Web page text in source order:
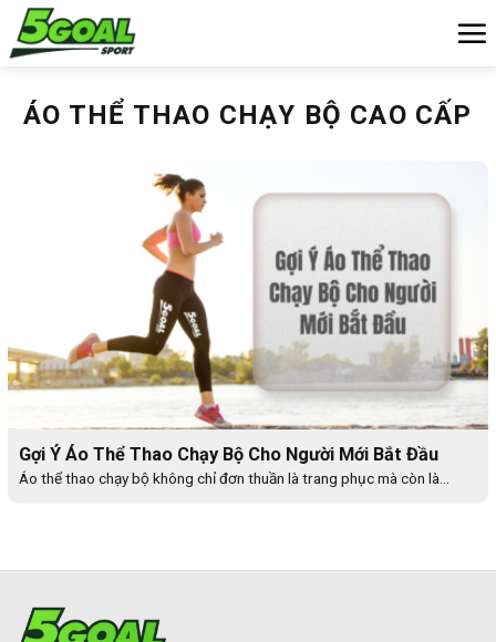
Chuyển
đến
dung
ÁO THỂ THAO CHẠY BỘ CAO CẤP
Gợi Ý Áo Thể Thao Chạy Bộ Cho Người Mới Bắt Đầu
Áo thể thao chạy bộ không chỉ đơn thuần là trang phục mà còn là...